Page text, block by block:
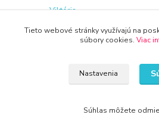
Viktória
+421 940 949 000
Tieto webové stránky využívajú na
súbory cookies. Viac
Nastavenia
Súhlas môžete